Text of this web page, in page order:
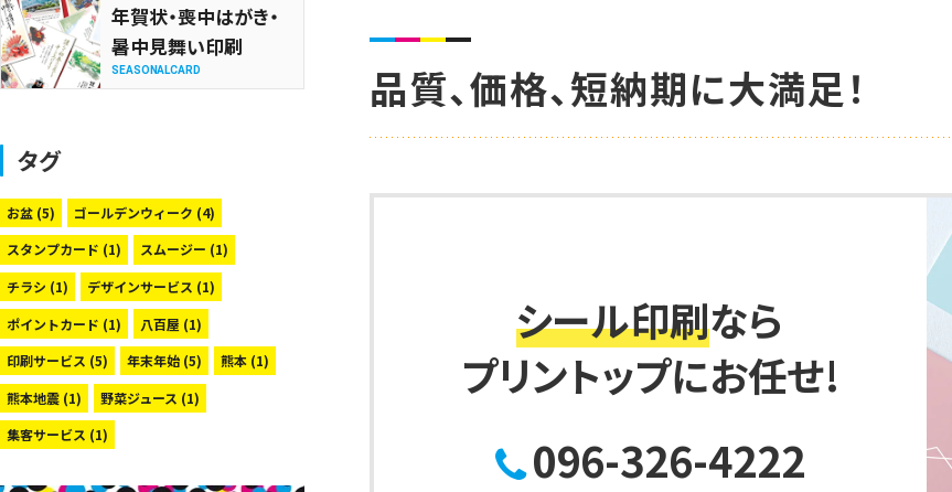
品質、価格、短納期に大満足！
シール印刷なら
プリントップにお任せ!
096-326-4222
年賀状・喪中はがき・
暑中見舞い印刷
SEASONALCARD
タグ
お盆 (5) ゴールデンウィーク (4)
スタンプカード (1) スムージー (1)
チラシ (1) デザインサービス (1)
ポイントカード (1) 八百屋 (1)
印刷サービス (5) 年末年始 (5) 熊本 (1)
熊本地震 (1) 野菜ジュース (1)
集客サービス (1)